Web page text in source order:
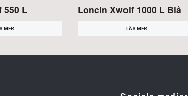
550 L
MER
Loncin Xwolf 1000 L Blå
LÄS MER